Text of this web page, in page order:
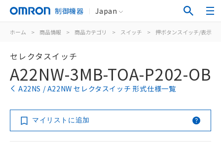
制御機器 Japan
ホーム > 商品情報 > 商品カテゴリ > スイッチ > 押ボタンスイッチ/表示灯
セレクタスイッチ
A22NW-3MB-TOA-P202-OB
A22NS / A22NW セレクタスイッチ 形式仕様一覧
マイリストに追加